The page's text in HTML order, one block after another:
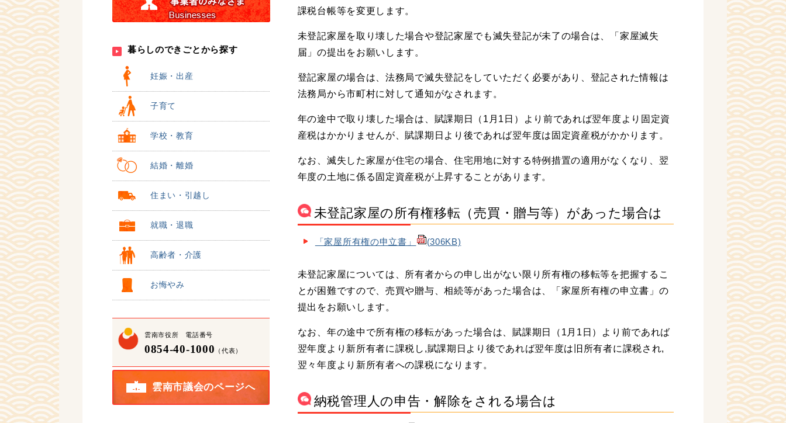
暮らしのできごとから探す
妊娠・出産
子育て
学校・教育
結婚・離婚
住まい・引越し
就職・退職
高齢者・介護
お悔やみ
雲南市役所 電話番号
0854-40-1000 （代表）
雲南市議会のページへ
課税台帳等を変更します。
未登記家屋を取り壊した場合や登記家屋でも滅失登記が未了の場合は、「家屋滅失
届」の提出をお願いします。
登記家屋の場合は、法務局で滅失登記をしていただく必要があり、登記された情報は
法務局から市町村に対して通知がなされます。
年の途中で取り壊した場合は、賦課期日（1月1日）より前であれば翌年度より固定資
産税はかかりませんが、賦課期日より後であれば翌年度は固定資産税がかかります。
なお、滅失した家屋が住宅の場合、住宅用地に対する特例措置の適用がなくなり、翌
年度の土地に係る固定資産税が上昇することがあります。
未登記家屋の所有権移転（売買・贈与等）があった場合は
「家屋所有権の申立書」 (306KB)
未登記家屋については、所有者からの申し出がない限り所有権の移転等を把握するこ
とが困難ですので、売買や贈与、相続等があった場合は、「家屋所有権の申立書」の
提出をお願いします。
なお、年の途中で所有権の移転があった場合は、賦課期日（1月1日）より前であれば
翌年度より新所有者に課税し,賦課期日より後であれば翌年度は旧所有者に課税され,
翌々年度より新所有者への課税になります。
納税管理人の申告・解除をされる場合は